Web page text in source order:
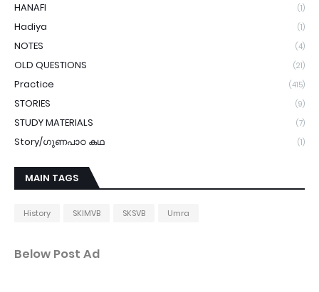
HANAFI (1)
Hadiya (1)
NOTES (4)
OLD QUESTIONS (21)
Practice (415)
STORIES (9)
STUDY MATERIALS (7)
Story/ഗുണപാഠ കഥ (1)
MAIN TAGS
History SKIMVB SKSVB Umra
Below Post Ad